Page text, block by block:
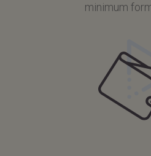
minimum